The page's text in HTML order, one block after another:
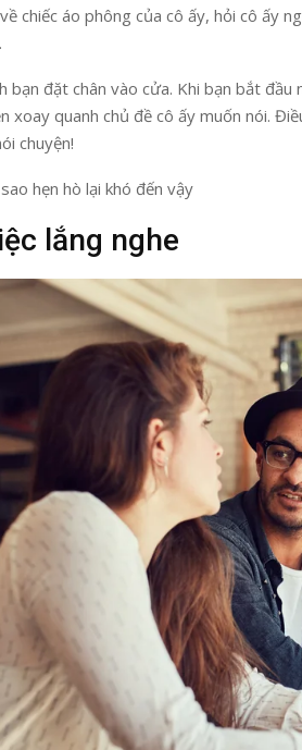
chiếc áo phông của cô ấy, hỏi cô ấy
bạn đặt chân vào cửa. Khi bạn bắt đầu
xoay quanh chủ đề cô ấy muốn nói.
chuyện!
hẹn hò lại khó đến vậy
lắng nghe